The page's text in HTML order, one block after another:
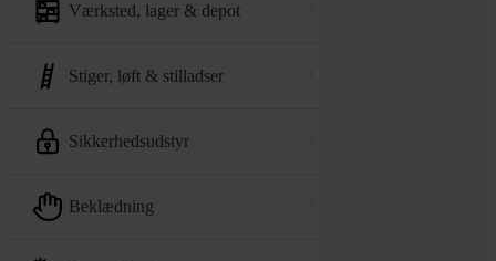
værksted, lager & depot
stiger, løft & stilladser
sikkerhedsudstyr
beklædning